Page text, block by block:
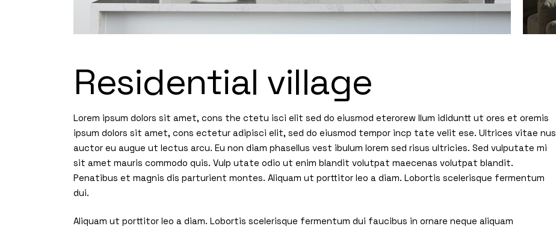
Residential village
Lorem ipsum dolors sit amet, cons the ctetu isci elit sed do eiusmod eterorew llum ididuntt ut ores et oremis
ipsum dolors sit amet, cons ectetur adipisci elit, sed do eiusmod tempor incp tate velit ese. Ultrices vitae nus
auctor eu augue ut lectus arcu. Eu non diam phasellus vest ibulum lorem sed risus ultricies. Sed vulputate mi
sit amet mauris commodo quis. Vulp utate odio ut enim blandit volutpat maecenas volutpat blandit.
Penatibus et magnis dis parturient montes. Aliquam ut porttitor leo a diam. Lobortis scelerisque fermentum
dui.
Aliquam ut porttitor leo a diam. Lobortis scelerisque fermentum dui faucibus in ornare neque aliquam